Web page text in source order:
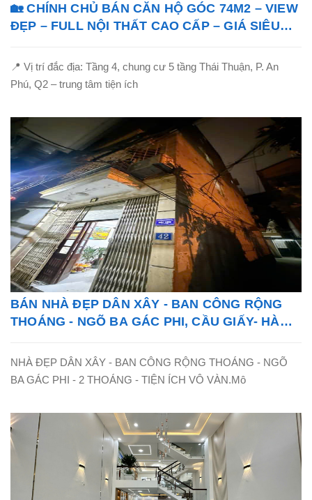
🏡 CHÍNH CHỦ BÁN CĂN HỘ GÓC 74M2 – VIEW
ĐẸP – FULL NỘI THẤT CAO CẤP – GIÁ SIÊU
📍 Vị trí đắc địa: Tầng 4, chung cư 5 tầng Thái Thuận, P. An
Phú, Q2 – trung tâm tiện ích
BÁN NHÀ ĐẸP DÂN XÂY - BAN CÔNG RỘNG
THOÁNG - NGÕ BA GÁC PHI, CẦU GIẤY- HÀ
NHÀ ĐẸP DÂN XÂY - BAN CÔNG RỘNG THOÁNG - NGÕ
BA GÁC PHI - 2 THOÁNG - TIỆN ÍCH VÔ VÀN.Mô